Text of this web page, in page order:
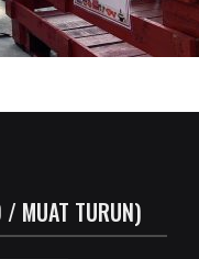
/ MUAT TURUN)